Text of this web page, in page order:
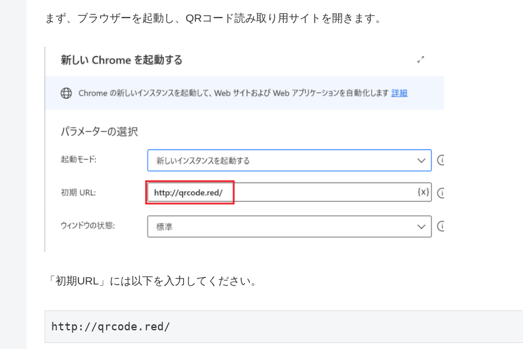
まず、ブラウザーを起動し、QRコード読み取り用サイトを開きます。
「初期URL」には以下を入力してください。
http://qrcode.red/